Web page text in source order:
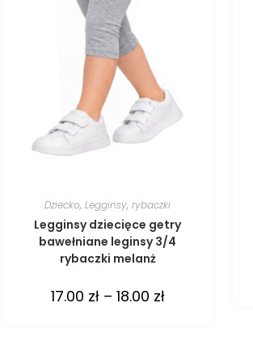
Dziecko,Legginsy,rybaczki
Legginsy dziecięce getry
bawełniane leginsy 3/4
rybaczki melanż
17.00 zł – 18.00 zł